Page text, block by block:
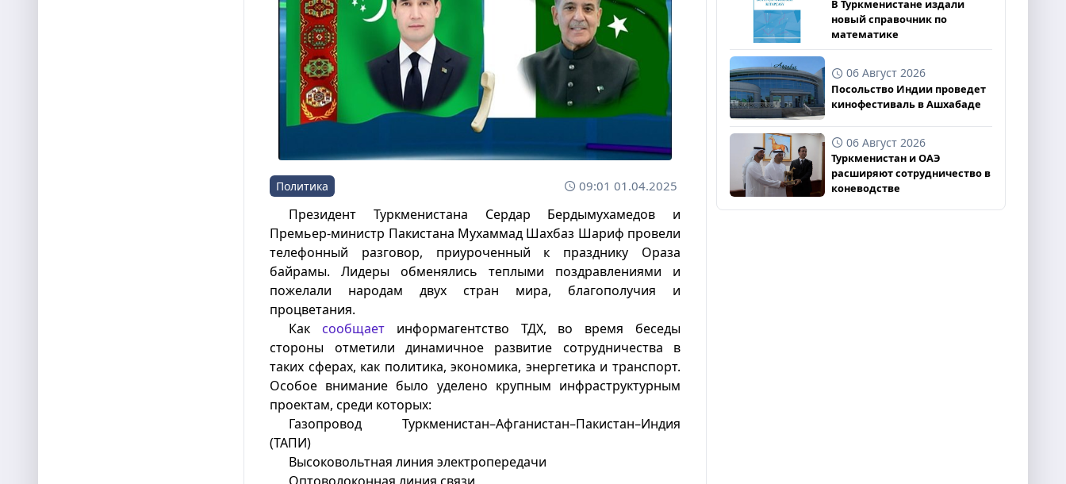
Политика 09:01 01.04.2025
Президент Туркменистана Сердар Бердымухамедов и
Премьер-министр Пакистана Мухаммад Шахбаз Шариф провели
телефонный разговор, приуроченный к празднику Ораза
байрамы. Лидеры обменялись теплыми поздравлениями и
пожелали народам двух стран мира, благополучия и
процветания.
Как сообщаетинформагентство ТДХ, во время беседы
стороны отметили динамичное развитие сотрудничества в
таких сферах, как политика, экономика, энергетика и транспорт.
Особое внимание было уделено крупным инфраструктурным
проектам, среди которых:
Газопровод Туркменистан–Афганистан–Пакистан–Индия
(ТАПИ)
Высоковольтная линия электропередачи
В Туркменистане издали
новый справочник по
математике
06 Август 2026
Посольство Индии проведет
кинофестиваль в Ашхабаде
06 Август 2026
Туркменистан и ОАЭ
расширяют сотрудничество в
коневодстве